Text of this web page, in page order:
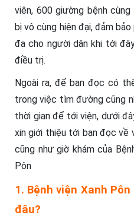
viên, 600 giường bệnh
bị vô cùng hiện đại, đảm
đa cho người dân khi tới
điều trị.
Ngoài ra, để bạn đọc có
trong việc tìm đường cũng
thời gian để tới viện, dưới
xin giới thiệu tới bạn đọc về
cũng như giờ khám của
Pôn
1. Bệnh viện Xanh
đâu?